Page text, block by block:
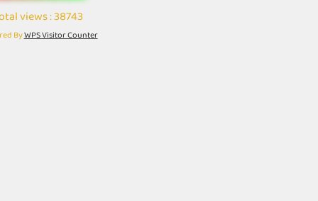
views : 38743
ByWPS Visitor Counter